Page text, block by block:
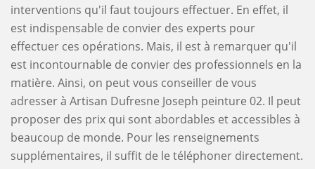
interventions qu'il faut toujours effectuer. En effet, il
est indispensable de convier des experts pour
effectuer ces opérations. Mais, il est à remarquer qu'il
est incontournable de convier des professionnels en la
matière. Ainsi, on peut vous conseiller de vous
adresser à Artisan Dufresne Joseph peinture 02. Il peut
proposer des prix qui sont abordables et accessibles à
beaucoup de monde. Pour les renseignements
supplémentaires, il suffit de le téléphoner directement.